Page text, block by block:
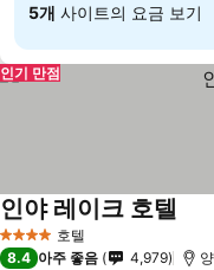
5개 사이트의 요금 보기
인기 만점
4 성급 호텔
인야 레이크 호텔
8.4 아주 좋음 4,979